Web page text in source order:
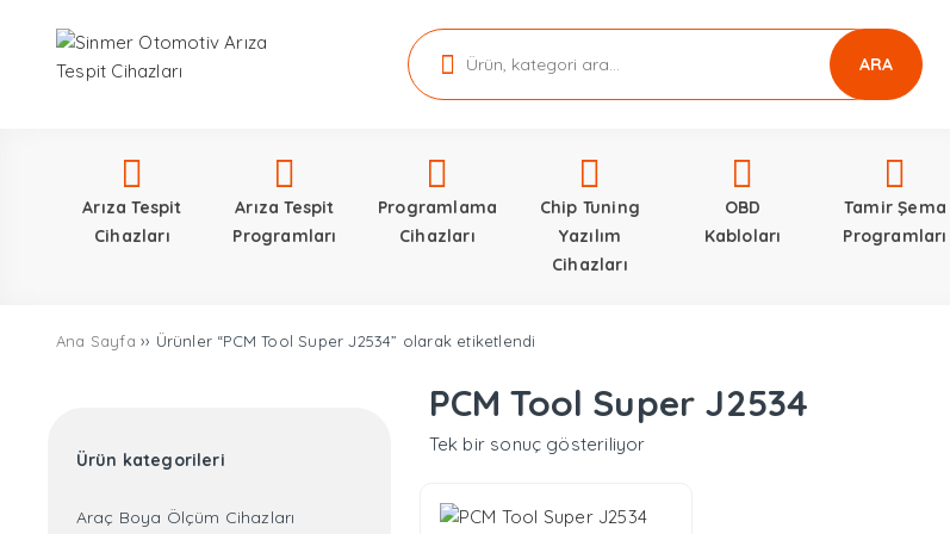
ARA
Arıza Tespit
Cihazları
Arıza Tespit
Programları
Programlama
Cihazları
Chip Tuning
Yazılım
Cihazları
OBD
Kabloları
Tamir Şema
Programları
Ana Sayfa ›› Ürünler “PCM Tool Super J2534” olarak etiketlendi
Ürün kategorileri
Araç Boya Ölçüm Cihazları
PCM Tool Super J2534
Tek bir sonuç gösteriliyor